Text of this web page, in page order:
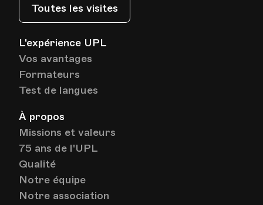
Toutes les visites
L'expérience UPL
Vos avantages
Formateurs
Test de langues
À propos
Missions et valeurs
75 ans de l'UPL
Qualité
Notre équipe
Notre association